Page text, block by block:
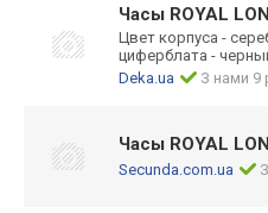
Часы ROYAL
Цвет корпуса -
циферблата -
Deka.ua
З нами 9
Часы ROYAL
Secunda.com.ua